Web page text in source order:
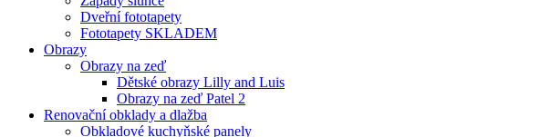
Dveřní fototapety
Fototapety SKLADEM
Obrazy
Obrazy na zeď
Dětské obrazy Lilly and Luis
Obrazy na zeď Patel 2
Renovační obklady a dlažba
Obkladové kuchyňské panely